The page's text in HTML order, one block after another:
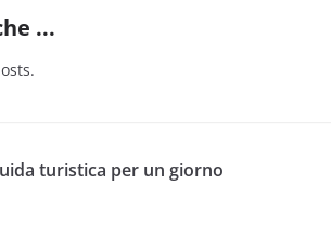
...
turistica per un giorno